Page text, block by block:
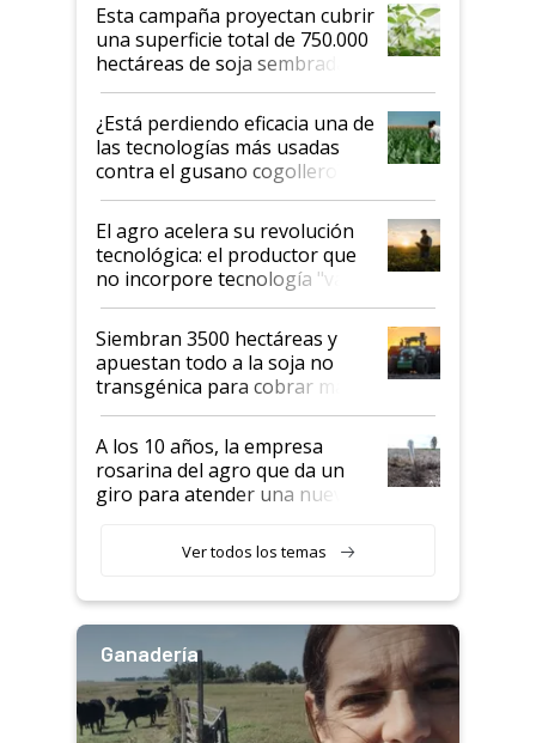
Esta campaña proyectan cubrir
una superficie total de 750.000
hectáreas de soja sembradas
con una nueva generación de
variedades que marcan un
salto tecnológico en genética y
rendimiento
¿Está perdiendo eficacia una de
las tecnologías más usadas
contra el gusano cogollero? El
desafío de una tecnología clave
El agro acelera su revolución
tecnológica: el productor que
no incorpore tecnología "va a
perder el tren"
Siembran 3500 hectáreas y
apuestan todo a la soja no
transgénica para cobrar más
por tonelada: compraron un
semillero
A los 10 años, la empresa
rosarina del agro que da un
giro para atender una nueva
Ver todos los temas
Ganadería